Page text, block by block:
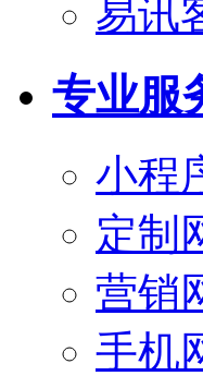
易讯
专业服
小程
定制
营销
手机